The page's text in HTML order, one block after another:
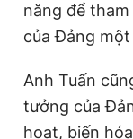
Đọc Thanh
Theo dõi báo trên
năng để
của Đảng
Anh Tuấn
tưởng của
hoạt, biến